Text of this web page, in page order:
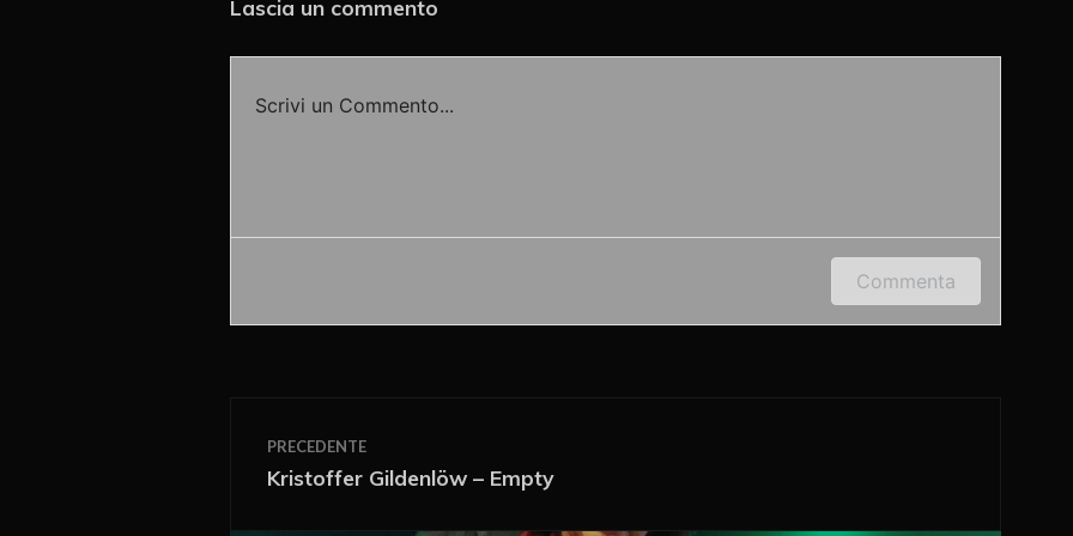
Lascia un commento
Scrivi un Commento...
Accedi o fornisci il tuo nome o indirizzo e-mail per lasciare un commento.
Commenta
PRECEDENTE
Kristoffer Gildenlöw – Empty